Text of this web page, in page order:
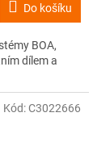
Do košíku
BOA,
dílem a
Kód:C3022666